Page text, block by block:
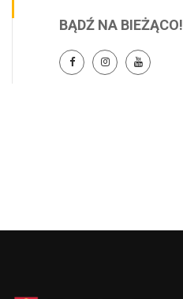
BĄDŹ NA BIEŻĄCO!